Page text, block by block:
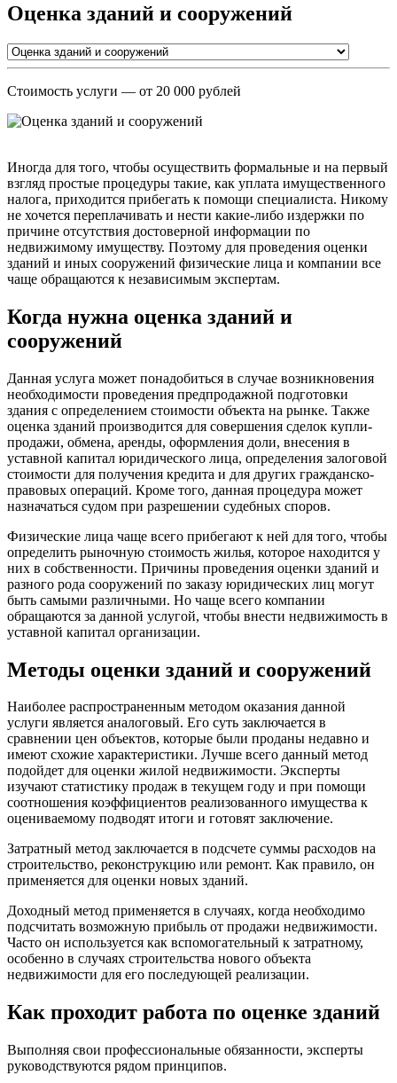
Оценка зданий и сооружений
Стоимость услуги — от 20 000 рублей
Иногда для того, чтобы осуществить формальные и на первый
взгляд простые процедуры такие, как уплата имущественного
налога, приходится прибегать к помощи специалиста. Никому
не хочется переплачивать и нести какие-либо издержки по
причине отсутствия достоверной информации по
недвижимому имуществу. Поэтому для проведения оценки
зданий и иных сооружений физические лица и компании все
чаще обращаются к независимым экспертам.
Когда нужна оценка зданий и
сооружений
Данная услуга может понадобиться в случае возникновения
необходимости проведения предпродажной подготовки
здания с определением стоимости объекта на рынке. Также
оценка зданий производится для совершения сделок купли-
продажи, обмена, аренды, оформления доли, внесения в
уставной капитал юридического лица, определения залоговой
стоимости для получения кредита и для других гражданско-
правовых операций. Кроме того, данная процедура может
назначаться судом при разрешении судебных споров.
Физические лица чаще всего прибегают к ней для того, чтобы
определить рыночную стоимость жилья, которое находится у
них в собственности. Причины проведения оценки зданий и
разного рода сооружений по заказу юридических лиц могут
быть самыми различными. Но чаще всего компании
обращаются за данной услугой, чтобы внести недвижимость в
уставной капитал организации.
Методы оценки зданий и сооружений
Наиболее распространенным методом оказания данной
услуги является аналоговый. Его суть заключается в
сравнении цен объектов, которые были проданы недавно и
имеют схожие характеристики. Лучше всего данный метод
подойдет для оценки жилой недвижимости. Эксперты
изучают статистику продаж в текущем году и при помощи
соотношения коэффициентов реализованного имущества к
оцениваемому подводят итоги и готовят заключение.
Затратный метод заключается в подсчете суммы расходов на
строительство, реконструкцию или ремонт. Как правило, он
применяется для оценки новых зданий.
Доходный метод применяется в случаях, когда необходимо
подсчитать возможную прибыль от продажи недвижимости.
Часто он используется как вспомогательный к затратному,
особенно в случаях строительства нового объекта
недвижимости для его последующей реализации.
Как проходит работа по оценке зданий
Выполняя свои профессиональные обязанности, эксперты
руководствуются рядом принципов.